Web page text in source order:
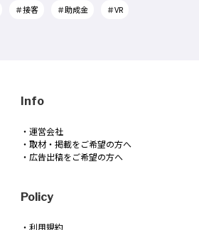
＃接客 ＃助成金 ＃VR
Info
・運営会社
・取材・掲載をご希望の方へ
・広告出稿をご希望の方へ
Policy
・利用規約